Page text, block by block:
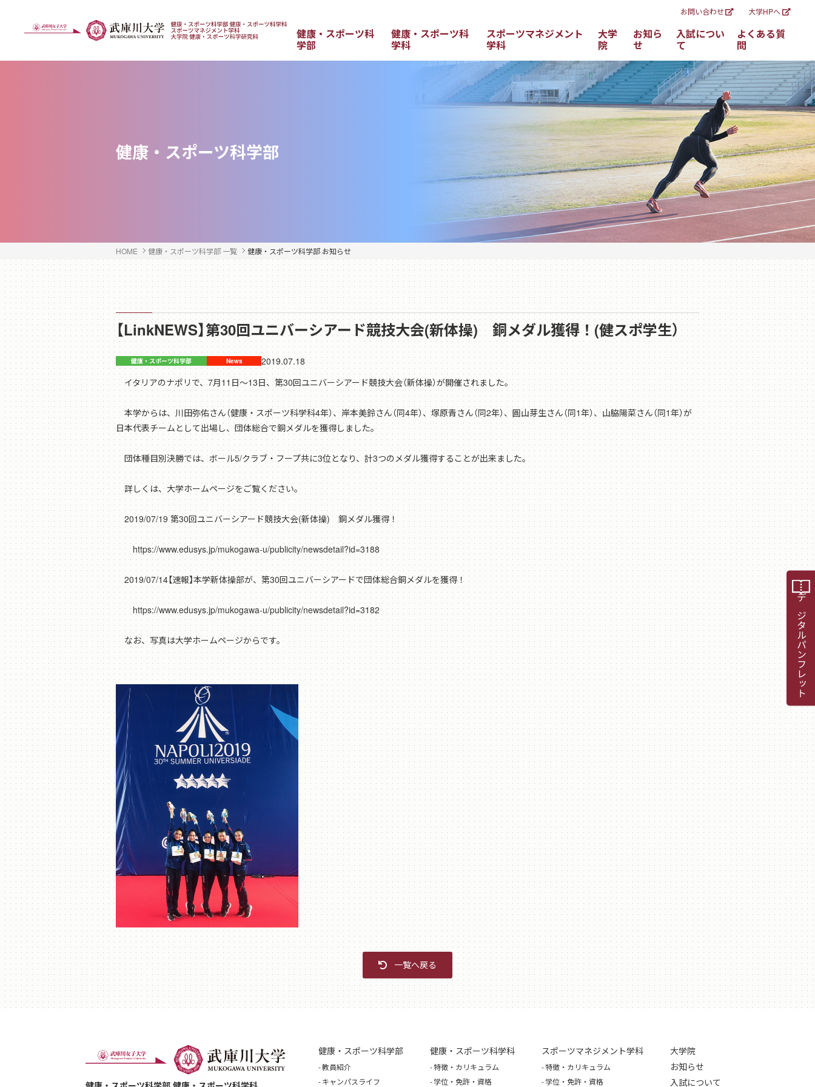
お問い合わせ 大学HPへ
健康・スポーツ科
学部
健康・スポーツ科
学科
スポーツマネジメント
学科
大学
院
お知ら
せ
入試につい
て
よくある質
問
健康・スポーツ科学部
HOME 健康・スポーツ科学部 一覧 健康・スポーツ科学部 お知らせ
【LinkNEWS】第30回ユニバーシアード競技大会(新体操) 銅メダル獲得！(健スポ学生）
2019.07.18
イタリアのナポリで、7月11日～13日、第30回ユニバーシアード競技大会（新体操）が開催されました。
本学からは、川田弥佑さん（健康・スポーツ科学科4年）、岸本美鈴さん（同4年）、塚原青さん（同2年）、圓山芽生さん（同1年）、山脇陽菜さん（同1年）が
日本代表チームとして出場し、団体総合で銅メダルを獲得しました。
団体種目別決勝では、ボール5/クラブ・フープ共に3位となり、計3つのメダル獲得することが出来ました。
詳しくは、大学ホームページをご覧ください。
2019/07/19 第30回ユニバーシアード競技大会(新体操) 銅メダル獲得！
https://www.edusys.jp/mukogawa-u/publicity/newsdetail?id=3188
2019/07/14【速報】本学新体操部が、第30回ユニバーシアードで団体総合銅メダルを獲得！
https://www.edusys.jp/mukogawa-u/publicity/newsdetail?id=3182
なお、写真は大学ホームページからです。
一覧へ戻る
デジタルパンフレット
健康・スポーツ科学部
教員紹介
キャンパスライフ
健康・スポーツ科学科
特徴・カリキュラム
学位・免許・資格
スポーツマネジメント学科
特徴・カリキュラム
学位・免許・資格
大学院
お知らせ
入試について